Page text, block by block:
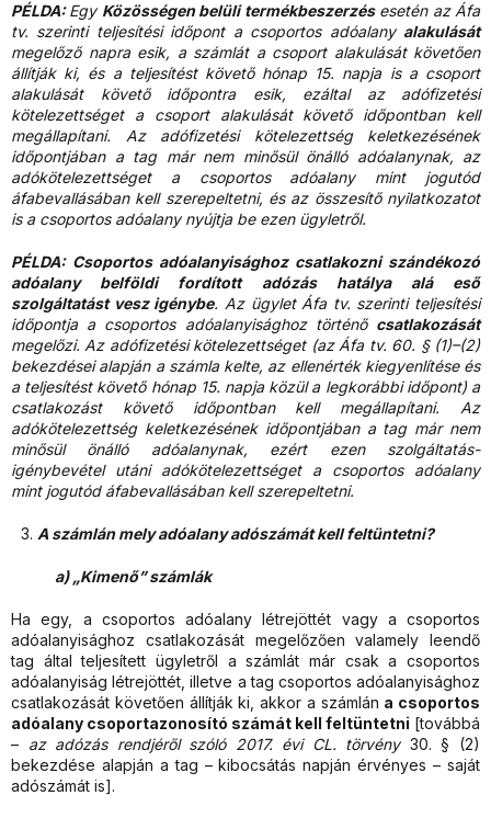
PÉLDA:Egy Közösségen belüli termékbeszerzésesetén az Áfa
tv. szerinti teljesítési időpont a csoportos adóalany alakulását
megelőző napra esik, a számlát a csoport alakulását követően
állítják ki, és a teljesítést követő hónap 15. napja is a csoport
alakulását követő időpontra esik, ezáltal az adófizetési
kötelezettséget a csoport alakulását követő időpontban kell
megállapítani. Az adófizetési kötelezettség keletkezésének
időpontjában a tag már nem minősül önálló adóalanynak, az
adókötelezettséget a csoportos adóalany mint jogutód
áfabevallásában kell szerepeltetni, és az összesítő nyilatkozatot
is a csoportos adóalany nyújtja be ezen ügyletről.
PÉLDA: Csoportos adóalanyisághoz csatlakozni szándékozó
adóalany belföldi fordított adózás hatálya alá eső
szolgáltatást vesz igénybe. Az ügylet Áfa tv. szerinti teljesítési
időpontja a csoportos adóalanyisághoz történő csatlakozását
megelőzi. Az adófizetési kötelezettséget (az Áfa tv. 60. § (1)–(2)
bekezdései alapján a számla kelte, az ellenérték kiegyenlítése és
a teljesítést követő hónap 15. napja közül a legkorábbi időpont) a
csatlakozást követő időpontban kell megállapítani. Az
adókötelezettség keletkezésének időpontjában a tag már nem
minősül önálló adóalanynak, ezért ezen szolgáltatás-
igénybevétel utáni adókötelezettséget a csoportos adóalany
mint jogutód áfabevallásában kell szerepeltetni.
A számlán mely adóalany adószámát kell feltüntetni?
a) „Kimenő” számlák
Ha egy, a csoportos adóalany létrejöttét vagy a csoportos
adóalanyisághoz csatlakozását megelőzően valamely leendő
tag által teljesített ügyletről a számlát már csak a csoportos
adóalanyiság létrejöttét, illetve a tag csoportos adóalanyisághoz
csatlakozását követően állítják ki, akkor a számlán a csoportos
adóalany csoportazonosító számát kell feltüntetni [továbbá
– az adózás rendjéről szóló 2017. évi CL. törvény30. § (2)
bekezdése alapján a tag – kibocsátás napján érvényes – saját
adószámát is].